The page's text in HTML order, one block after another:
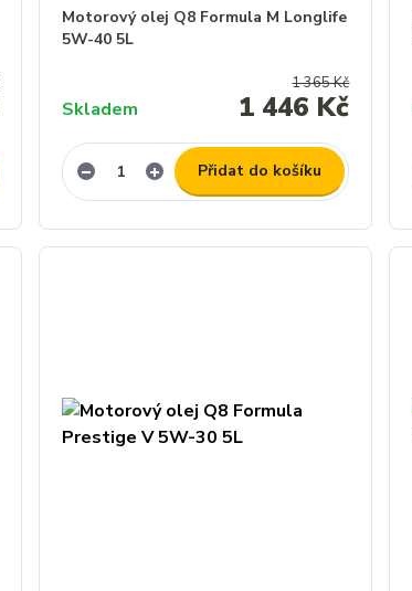
Motorový olej Q8 Formula M Longlife
5W-40 5L
1 365 Kč
1 446 Kč
Skladem
Přidat do košíku